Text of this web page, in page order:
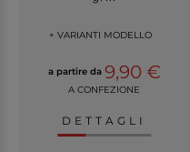
+ VARIANTI MODELLO
a partire da 9,90 €
A CONFEZIONE
DETTAGLI